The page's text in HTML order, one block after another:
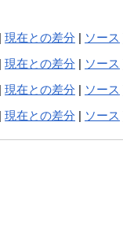
|現在との差分 | ソース
|現在との差分 | ソース
|現在との差分 | ソース
|現在との差分 | ソース